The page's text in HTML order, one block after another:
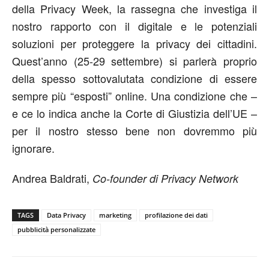
della Privacy Week, la rassegna che investiga il
nostro rapporto con il digitale e le potenziali
soluzioni per proteggere la privacy dei cittadini.
Quest’anno (25-29 settembre) si parlerà proprio
della spesso sottovalutata condizione di essere
sempre più “esposti” online. Una condizione che –
e ce lo indica anche la Corte di Giustizia dell’UE –
per il nostro stesso bene non dovremmo più
ignorare.
Andrea Baldrati, Co-founder di Privacy Network
TAGS Data Privacy marketing
profilazione dei dati
pubblicità personalizzate